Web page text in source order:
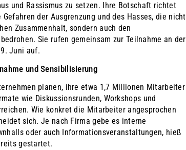
und Rassismus zu setzen. Ihre Botschaft richtet
der Ausgrenzung und des Hasses, die nicht
Zusammenhalt, sondern auch den
Sie rufen gemeinsam zur Teilnahme an der
Juni auf.
und Sensibilisierung
planen, ihre etwa 1,7 Millionen Mitarbeiter
wie Diskussionsrunden, Workshops und
Wie konkret die Mitarbeiter angesprochen
sich. Je nach Firma gebe es interne
oder auch Informationsveranstaltungen, hieß
gestartet.